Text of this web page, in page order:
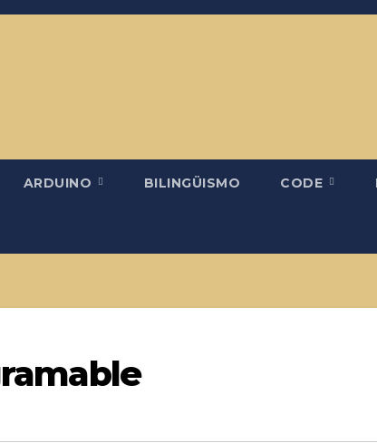
ARDUINO BILINGÜISMO CODE